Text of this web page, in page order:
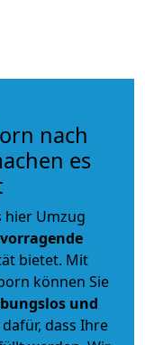
nach
es
hier Umzug
bietet. Mit
können Sie
und
dass Ihre